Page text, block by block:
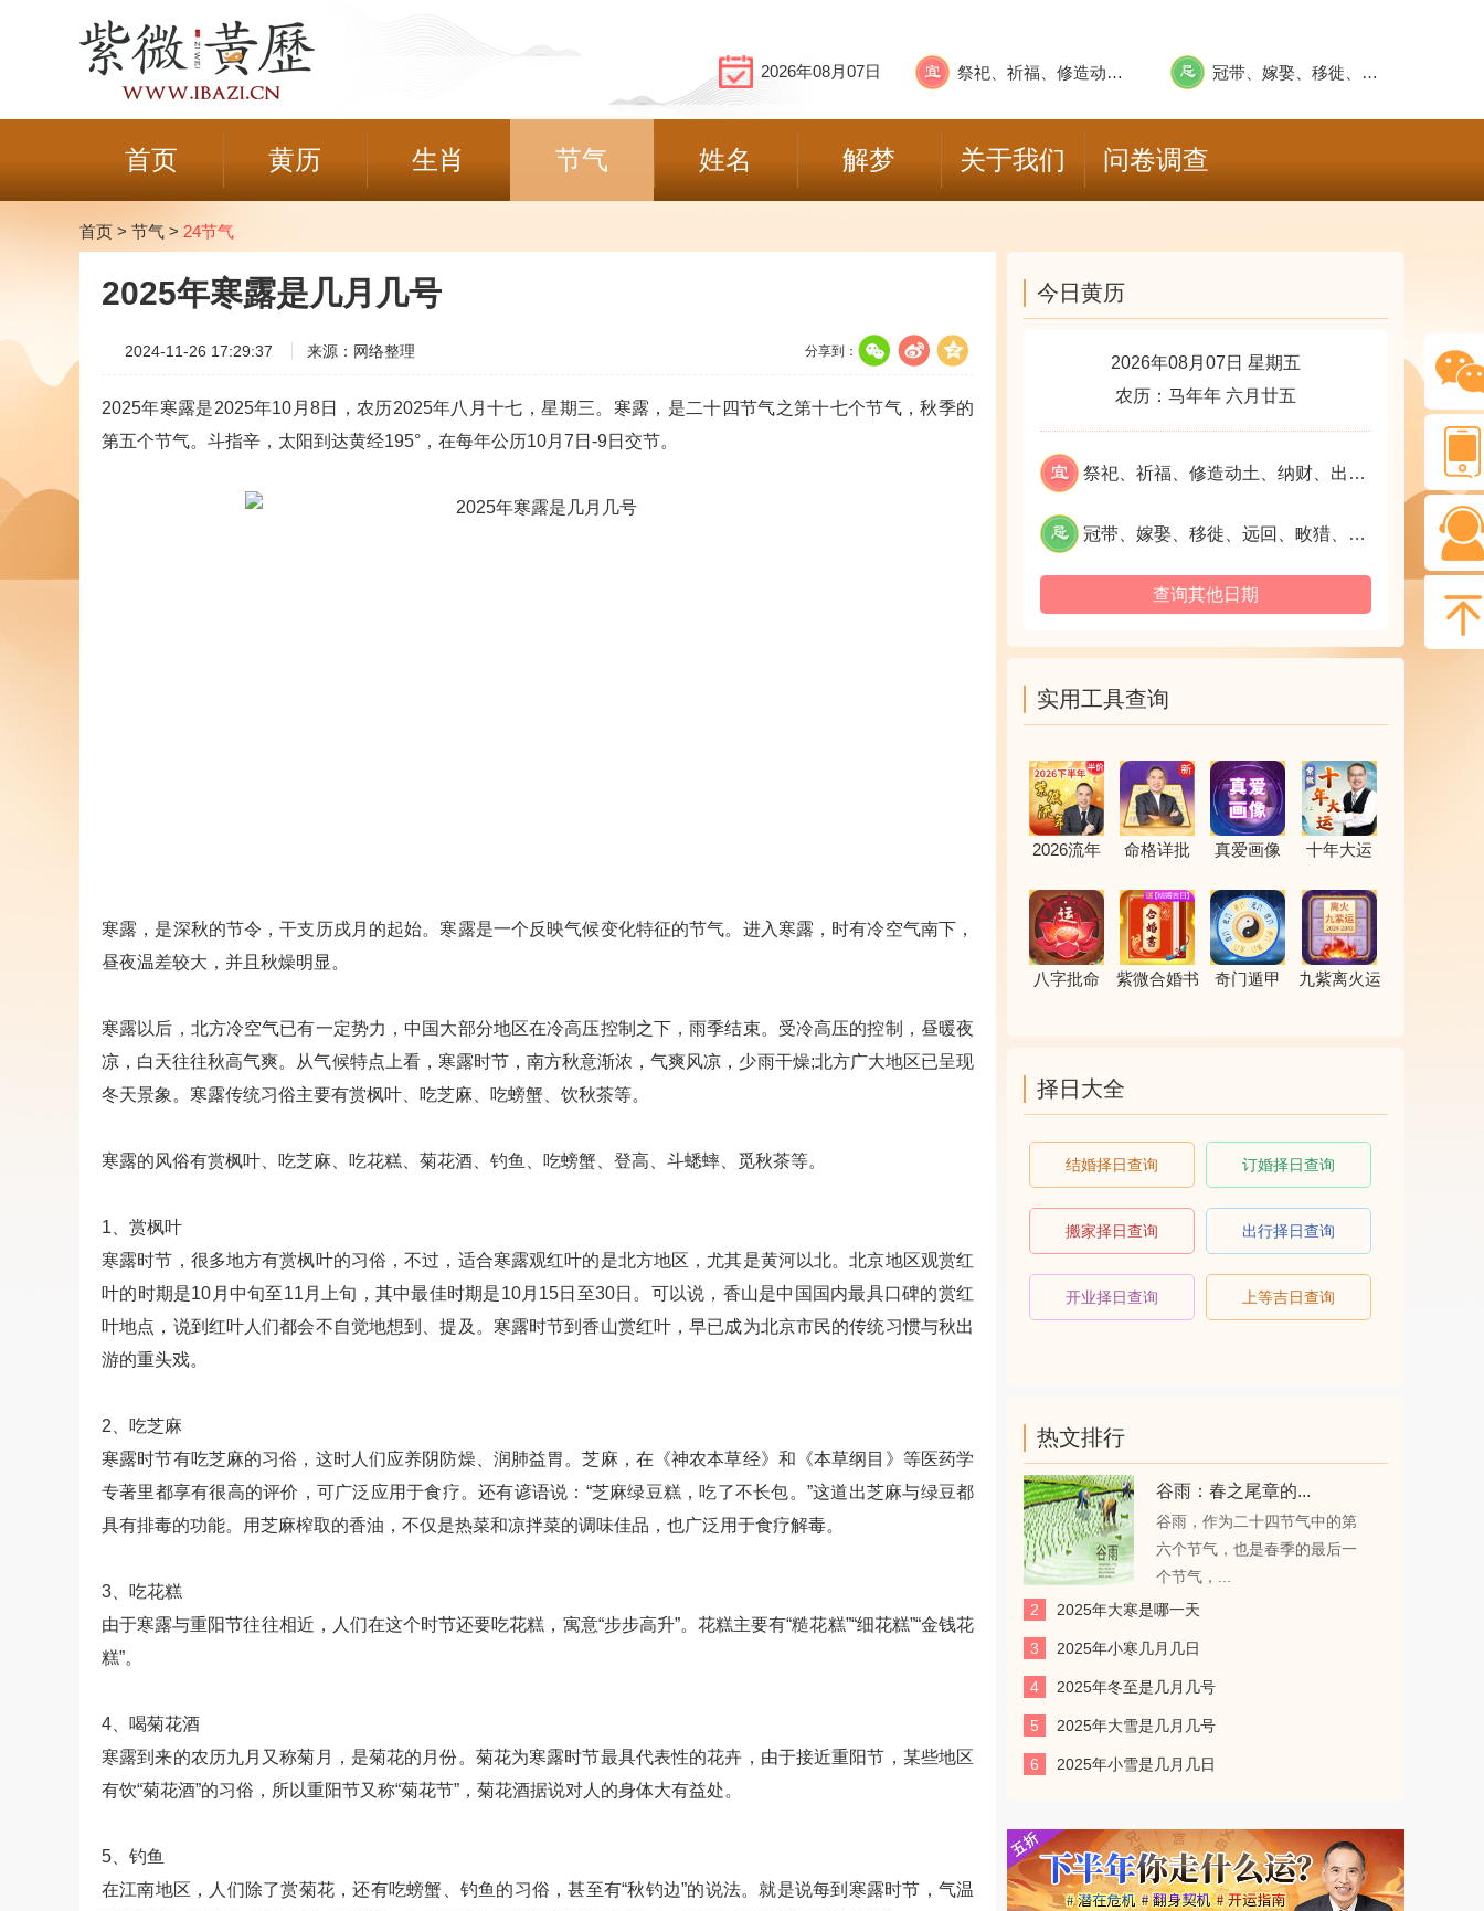
2026年08月07日 祭祀、祈福、修造动土、纳财、出货财、栽种、牧养、纳畜、安葬、求嗣、上表章、会亲友、出行、上官赴任、临政亲民、解除、求医、裁衣、竖柱上梁 冠带、嫁娶、移徙、远回、畋猎、捕鱼、乘船、结婚姻、纳采问名
首页 黄历 生肖 节气 姓名 解梦 关于我们 问卷调查
首页 > 节气 > 24节气
2025年寒露是几月几号
2024-11-26 17:29:37 来源：网络整理 分享到：
2025年寒露是2025年10月8日，农历2025年八月十七，星期三。寒露，是二十四节气之第十七个节气，秋季的
第五个节气。斗指辛，太阳到达黄经195°，在每年公历10月7日-9日交节。
寒露，是深秋的节令，干支历戌月的起始。寒露是一个反映气候变化特征的节气。进入寒露，时有冷空气南下，
昼夜温差较大，并且秋燥明显。
寒露以后，北方冷空气已有一定势力，中国大部分地区在冷高压控制之下，雨季结束。受冷高压的控制，昼暖夜
凉，白天往往秋高气爽。从气候特点上看，寒露时节，南方秋意渐浓，气爽风凉，少雨干燥;北方广大地区已呈现
冬天景象。寒露传统习俗主要有赏枫叶、吃芝麻、吃螃蟹、饮秋茶等。
寒露的风俗有赏枫叶、吃芝麻、吃花糕、菊花酒、钓鱼、吃螃蟹、登高、斗蟋蟀、觅秋茶等。
1、赏枫叶
寒露时节，很多地方有赏枫叶的习俗，不过，适合寒露观红叶的是北方地区，尤其是黄河以北。北京地区观赏红
叶的时期是10月中旬至11月上旬，其中最佳时期是10月15日至30日。可以说，香山是中国国内最具口碑的赏红
叶地点，说到红叶人们都会不自觉地想到、提及。寒露时节到香山赏红叶，早已成为北京市民的传统习惯与秋出
游的重头戏。
2、吃芝麻
寒露时节有吃芝麻的习俗，这时人们应养阴防燥、润肺益胃。芝麻，在《神农本草经》和《本草纲目》等医药学
专著里都享有很高的评价，可广泛应用于食疗。还有谚语说：“芝麻绿豆糕，吃了不长包。”这道出芝麻与绿豆都
具有排毒的功能。用芝麻榨取的香油，不仅是热菜和凉拌菜的调味佳品，也广泛用于食疗解毒。
3、吃花糕
由于寒露与重阳节往往相近，人们在这个时节还要吃花糕，寓意“步步高升”。花糕主要有“糙花糕”“细花糕”“金钱花
糕”。
4、喝菊花酒
寒露到来的农历九月又称菊月，是菊花的月份。菊花为寒露时节最具代表性的花卉，由于接近重阳节，某些地区
有饮“菊花酒”的习俗，所以重阳节又称“菊花节”，菊花酒据说对人的身体大有益处。
5、钓鱼
在江南地区，人们除了赏菊花，还有吃螃蟹、钓鱼的习俗，甚至有“秋钓边”的说法。就是说每到寒露时节，气温
今日黄历
2026年08月07日 星期五
农历：马年年 六月廿五
祭祀、祈福、修造动土、纳财、出货财、栽种、牧养、纳畜、安葬、求嗣、上表章、会亲友、出行、上官赴任、临政亲民、解除、求医、裁衣、竖柱上梁
冠带、嫁娶、移徙、远回、畋猎、捕鱼、乘船、结婚姻、纳采问名
查询其他日期
实用工具查询
2026流年 命格详批 真爱画像 十年大运
八字批命 紫微合婚书 奇门遁甲 九紫离火运
择日大全
结婚择日查询 订婚择日查询
搬家择日查询 出行择日查询
开业择日查询 上等吉日查询
热文排行
谷雨：春之尾章的...
谷雨，作为二十四节气中的第
六个节气，也是春季的最后一
个节气，...
2
2025年大寒是哪一天
3 2025年小寒几月几日
4 2025年冬至是几月几号
5 2025年大雪是几月几号
6 2025年小雪是几月几日